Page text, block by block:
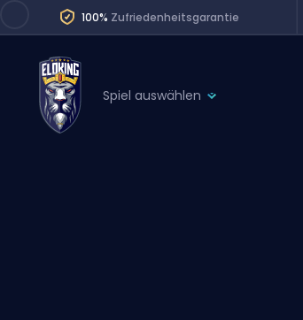
100% Zufriedenheitsgarantie
Spiel auswählen